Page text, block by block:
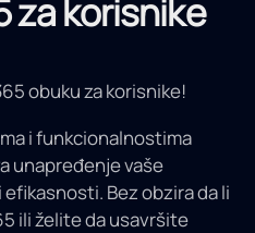
za korisnike
obuku za korisnike!
i funkcionalnostima
unapređenje vaše
Bez obzira da li
ili želite da usavršite